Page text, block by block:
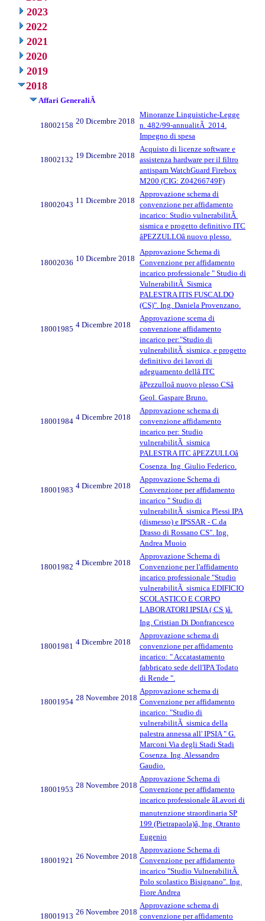
2023
2022
2021
2020
2019
2018
Affari GeneraliÂ
18002158 20 Dicembre 2018
Minoranze Linguistiche-Legge
n. 482/99-annualitÃ 2014.
Impegno di spesa
18002132 19 Dicembre 2018
Acquisto di licenze software e
assistenza hardware per il filtro
antispam WatchGuard Firebox
M200 (CIG: Z04266749F)
18002043 11 Dicembre 2018
Approvazione schema di
convenzione per affidamento
incarico: Studio vulnerabilitÃ
sismica e progetto definitivo ITC
âPEZZULLOâ nuovo plesso.
18002036 10 Dicembre 2018
Approvazione Schema di
Convenzione per affidamento
incarico professionale " Studio di
VulnerabilitÃ Sismica
PALESTRA ITIS FUSCALDO
(CS)". Ing. Daniela Provenzano.
18001985 4 Dicembre 2018
Approvazione scema di
convenzione affidamento
incarico per:"Studio di
vulnerabilitÃ sismica, e progetto
definitivo dei lavori di
adeguamento dellâ ITC
âPezzulloâ nuovo plesso CSâ
Geol. Gaspare Bruno.
18001984 4 Dicembre 2018
Approvazione schema di
convenzione affidamento
incarico per: Studio
vulnerabilitÃ sismica
PALESTRA ITC âPEZZULLOâ
Cosenza. Ing. Giulio Federico.
18001983 4 Dicembre 2018
Approvazione Schema di
Convenzione per affidamento
incarico " Studio di
vulnerabilitÃ sismica Plessi IPA
(dismesso) e IPSSAR - C.da
Drasso di Rossano CS". Ing.
Andrea Muoio
18001982 4 Dicembre 2018
Approvazione Schema di
Convenzione per l'affidamento
incarico professionale "Studio
vulnerabilitÃ sismica EDIFICIO
SCOLASTICO E CORPO
LABORATORI IPSIA ( CS )â.
Ing. Cristian Di Donfrancesco
18001981 4 Dicembre 2018
Approvazione schema di
convenzione per affidamento
incarico: " Accatastamento
fabbricato sede dell'IPA Todato
di Rende ".
18001954 28 Novembre 2018
Approvazione schema di
Convenzione per affidamento
incarico: "Studio di
vulnerabilitÃ sismica della
palestra annessa all' IPSIA " G.
Marconi Via degli Stadi Stadi
Cosenza. Ing. Alessandro
Gaudio.
18001953 28 Novembre 2018
Approvazione Schema di
Convenzione per affidamento
incarico professionale âLavori di
manutenzione straordinaria SP
199 (Pietrapaola)â, Ing. Otranto
Eugenio
18001921 26 Novembre 2018
Approvazione Schema di
Convenzione per affidamento
incarico "Studio VulnerabilitÃ
Polo scolastico Bisignano". Ing.
Fiore Andrea
18001913 26 Novembre 2018
Approvazione schema di
convenzione per affidamento